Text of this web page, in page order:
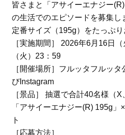
皆さまと「アサイーエナジー
の生活でのエピソードを募集し
定番サイズ（195g）をたっぷり
［実施期間］ 2026年6月16日
（火）23：59
［開催場所］フルッタフルッ
びInstagram
［景品］ 抽選で合計40名様（
「アサイーエナジー(R) 195g
ト
［応募方法］